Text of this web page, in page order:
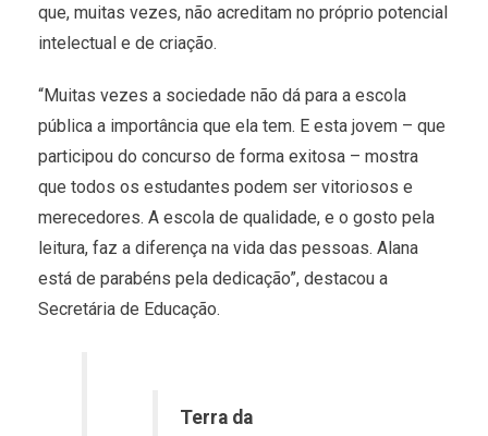
que, muitas vezes, não acreditam no próprio potencial
intelectual e de criação.
“Muitas vezes a sociedade não dá para a escola
pública a importância que ela tem. E esta jovem – que
participou do concurso de forma exitosa – mostra
que todos os estudantes podem ser vitoriosos e
merecedores. A escola de qualidade, e o gosto pela
leitura, faz a diferença na vida das pessoas. Alana
está de parabéns pela dedicação”, destacou a
Secretária de Educação.
Terra da